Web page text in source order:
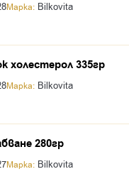
Марка: Bilkovita
холестерол 335гр
Марка: Bilkovita
280гр
Марка: Bilkovita